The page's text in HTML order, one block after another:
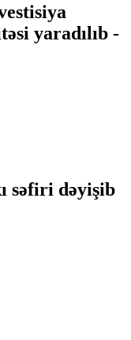
yaradılıb -
səfiri dəyişib